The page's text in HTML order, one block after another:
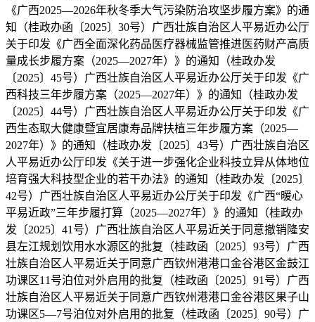
《广西2025—2026年秋冬季大气污染防治攻坚步履方案》的通
知（桂政办函〔2025〕30号）广西壮族自治区人平易近办公厅
关于印发《广西全面深化药品医疗器械监管推进医药财产高质
量成长步履方案（2025―2027年）》的通知（桂政办发
〔2025〕45号）广西壮族自治区人平易近办公厅关于印发《广
西科技三年步履方案（2025—2027年）》的通知（桂政办发
〔2025〕44号）广西壮族自治区人平易近办公厅关于印发《广
西生态取大健康暨宜居康寿品牌扶植三年步履方案（2025—
2027年）》的通知（桂政办发〔2025〕43号）广西壮族自治区
人平易近办公厅印发《关于进一步强化企业科技立异从体地位
培育强大科技型企业的若干办法》的通知（桂政办发〔2025〕
42号）广西壮族自治区人平易近办公厅关于印发《广西“暖心
平易近政”三年步履打算（2025—2027年）》的通知（桂政办
发〔2025〕41号）广西壮族自治区人平易近关于同意撤销隆安
县左江规划饮用水水源区的批复（桂政函〔2025〕93号）广西
壮族自治区人平易近关于同意广西钦州港港口金谷港区金鼓江
功课区11号泊位对外启用的批复（桂政函〔2025〕91号）广西
壮族自治区人平易近关于同意广西钦州港港口金谷港区果子山
功课区5—7号泊位对外启用的批复（桂政函〔2025〕90号）广